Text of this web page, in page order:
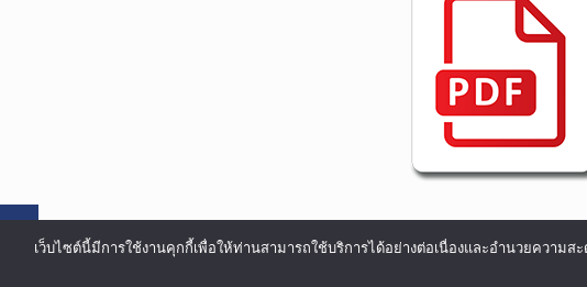
เว็บไซต์นี้มีการใช้งานคุกกี้เพื่อให้ท่านสามารถใช้บริการได้อย่างต่อเนื่องและอำนวยความส